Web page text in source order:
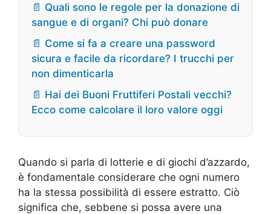
📄 Quali sono le regole per la donazione di
sangue e di organi? Chi può donare
📄 Come si fa a creare una password
sicura e facile da ricordare? I trucchi per
non dimenticarla
📄 Hai dei Buoni Fruttiferi Postali vecchi?
Ecco come calcolare il loro valore oggi
Quando si parla di lotterie e di giochi d’azzardo,
è fondamentale considerare che ogni numero
ha la stessa possibilità di essere estratto. Ciò
significa che, sebbene si possa avere una